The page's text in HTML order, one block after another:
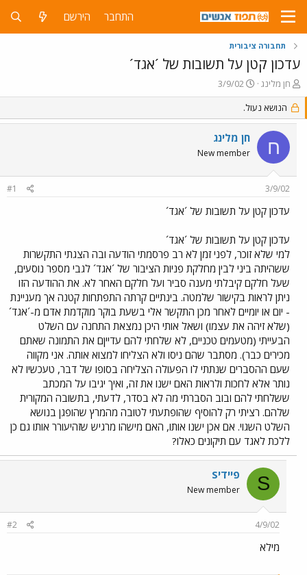
התחבר הירשם
תחבורה ציבורית
עדכון קטן על תשובות של ´אגד´
פ
ו
ת
ח
נ
חן מלינג
פ
ו
ר
ס
ם
ב
ת
ך
3/9/02
הנושא נעול.
ח חן מלינג
New member
3/9/02
#1
עדכון קטן על תשובות של ´אגד´
עדכון קטן על תשובות של ´אגד´
למי שלא זוכר, לפני זמן לא רב פרסמתי הודעה ובה הצגתי התקשרות
ששהיתה ביני לבין מחלקת פניות הציבור של ´אגד´ לגבי מספר נוסעים,
שעל חלקם קיבלתי מענה סביר ועל חלקם האחר לא. את ההודעה הזו
ניתן לראות בקישור שלמטה. בינתיים קרתה התפתחות קטנה אך מעניינת
- יום או יומיים לאחר מכן התקשר אלי בשעת בוקר מוקדמת אדם מ-´אגד´
(שלא זיהה את עצמו) ושאל אותי היכן נמצאת התחנה עם השלט
הבעייתי (מטעמים טכניים, לא שלחתי להם עדייןם את התמונה שאתם
מכירים כבר). מסתבר שהם ניסו ולא הצליחו למצוא אותה. אני מקווה
שעם ההסברים שנתתי לו הפעולה הצליחה בסופו של דבר, טעכשיו לא
נותר אלא לחכות ולראות האם ישנו את זה, ואיך יגיבו על המכתב
ששלחתי להם ובוב הסברתי מה לא בסדר, לדעתי, בתשובה המקורית
שלהם. רציתי רק להוסיף שהופתעתי לטובה מהמרץ שהופגן בנושא
השלט השגוי. אם אכן ישנו אותו, האם מישהו מרגיש שזהיעורר אותו גם כן
ללכת לאגד עם תיקונים כאלו?
S Sפיידי
New member
4/9/02
#2
מילא